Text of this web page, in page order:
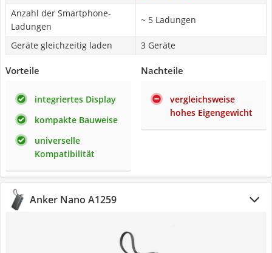
Anzahl der Smartphone-
Ladungen
~ 5 Ladungen
Geräte gleichzeitig laden 3 Geräte
Vorteile
integriertes Display
kompakte Bauweise
universelle
Kompatibilität
Nachteile
vergleichsweise
hohes Eigengewicht
Anker Nano A1259